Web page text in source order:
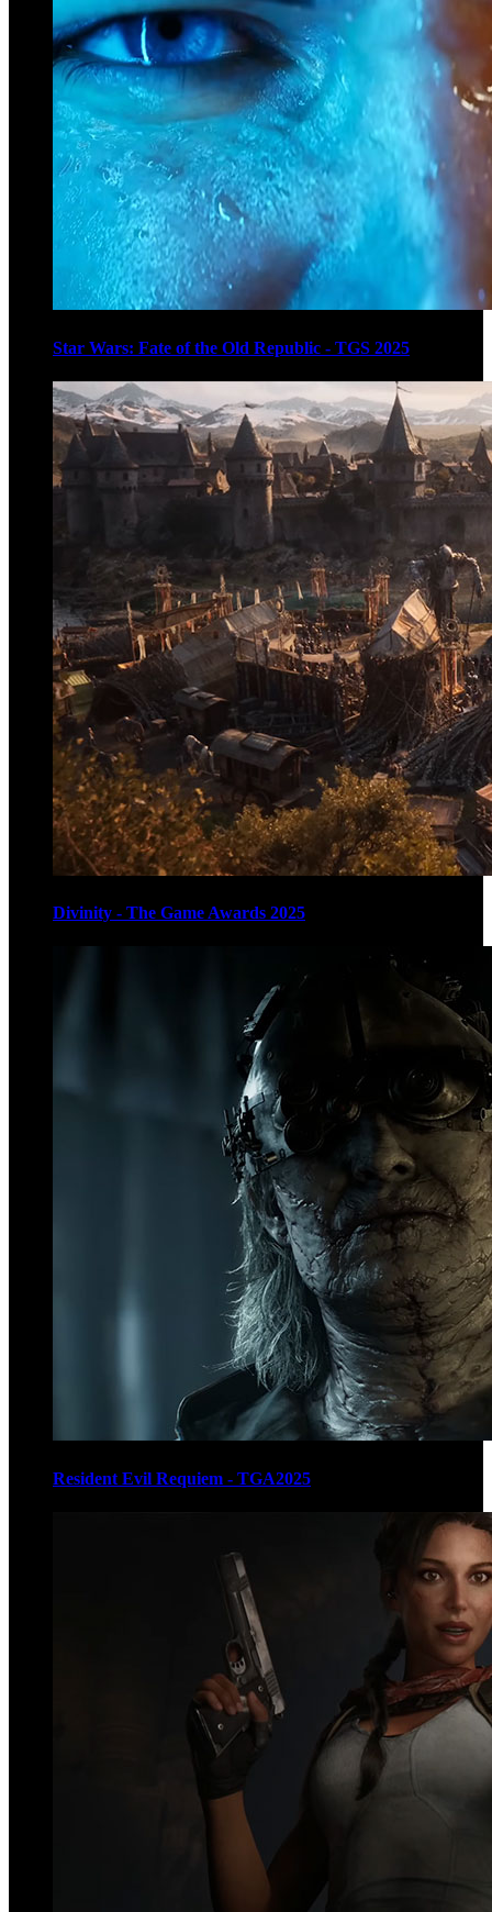
Star Wars: Fate of the Old Republic - TGS 2025
Divinity - The Game Awards 2025
Resident Evil Requiem - TGA2025